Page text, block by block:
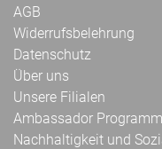
AGB
Widerrufsbelehrung
Datenschutz
Über uns
Unsere Filialen
Ambassador Programm
Nachhaltigkeit und